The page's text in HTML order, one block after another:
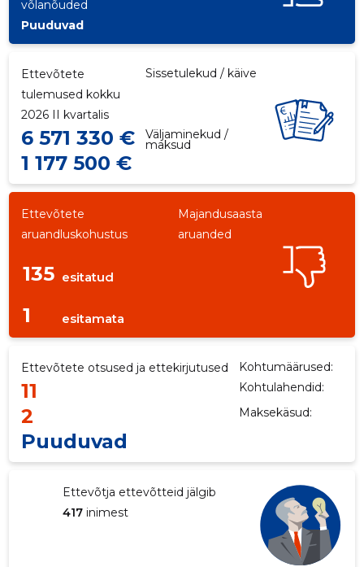
võlanõuded
Puuduvad
Ettevõtete
tulemused kokku
2026 II kvartalis
Sissetulekud / käive
6 571 330 € Väljaminekud /
maksud
1 177 500 €
Ettevõtete
aruandluskohustus
Majandusaasta
aruanded
135 esitatud
1 esitamata
Ettevõtete otsused ja ettekirjutused Kohtumäärused:
11 Kohtulahendid:
2 Maksekäsud:
Puuduvad
Ettevõtja ettevõtteid jälgib
417 inimest